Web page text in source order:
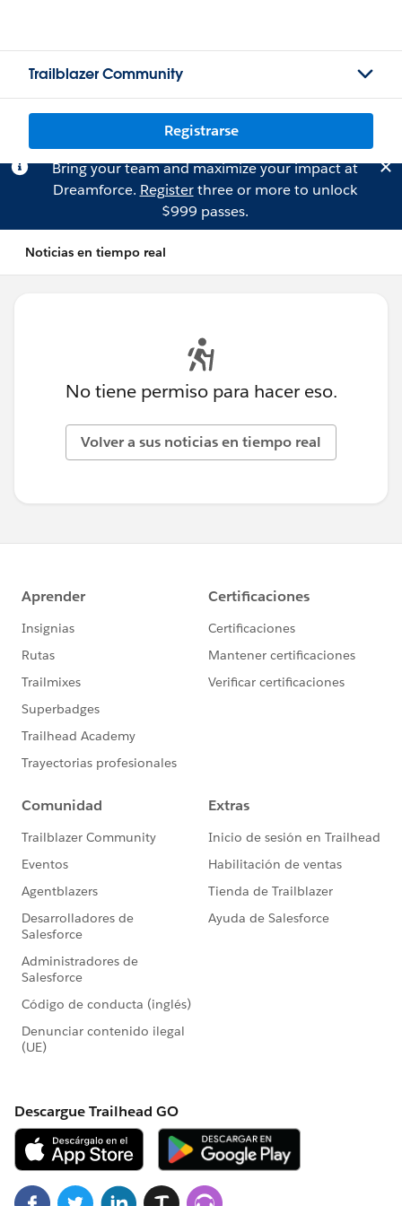
Trailblazer Community
Registrarse
Bring your team and maximize your impact at
Dreamforce. Registerthree or more to unlock
$999 passes.
Noticias en tiempo real
No tiene permiso para hacer eso.
Volver a sus noticias en tiempo real